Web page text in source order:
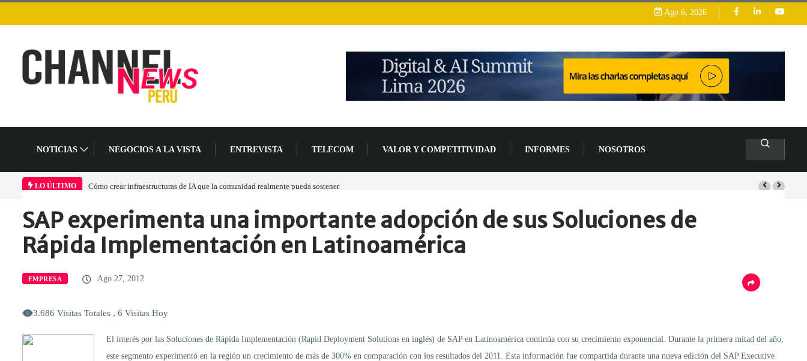
Ago 6, 2026
NOTICIAS NEGOCIOS A LA VISTA ENTREVISTA TELECOM VALOR Y COMPETITIVIDAD INFORMES NOSOTROS
LO ÚLTIMO Cómo crear infraestructuras de IA que la comunidad realmente pueda sostener
Home Empresa SAP experimenta una…
SAP experimenta una importante adopción de sus Soluciones de
Rápida Implementación en Latinoamérica
EMPRESA Ago 27, 2012
3.686 Visitas Totales , 6 Visitas Hoy
El interés por las Soluciones de Rápida Implementación (Rapid Deployment Solutions en inglés) de SAP en Latinoamérica continúa con su crecimiento exponencial. Durante la primera mitad del año,
este segmento experimentó en la región un crecimiento de más de 300% en comparación con los resultados del 2011. Esta información fue compartida durante una nueva edición del SAP Executive